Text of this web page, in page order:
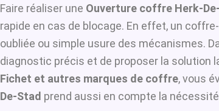
Faire réaliser une Ouverture coffre Herk-
rapide en cas de blocage. En effet, un
oubliée ou simple usure des mécanismes.
diagnostic précis et de proposer la solution
Fichet et autres marques de coffre, vous
De-Stad prend aussi en compte la